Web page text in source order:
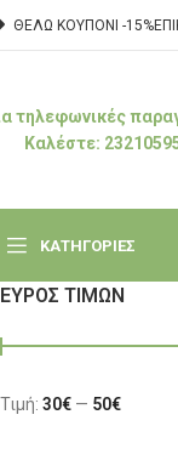
ΘΕΛΩ ΚΟΥΠΟΝΙ -15%
τηλεφωνικές
Καλέστε:
ΚΑΤΗΓΟΡΙΕΣ
ΕΎΡΟΣ ΤΙΜΏΝ
Τιμή: 30€ — 50€